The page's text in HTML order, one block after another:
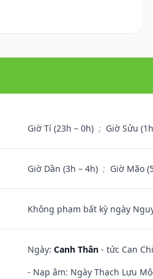
Giờ Tí (23h – 0h) ; Giờ Sửu
Giờ Dần (3h – 4h) ; Giờ Mão
Không phạm bất kỳ ngày
Ngày: Canh Thân - tức Can
- Nạp âm: Ngày Thạch Lựu